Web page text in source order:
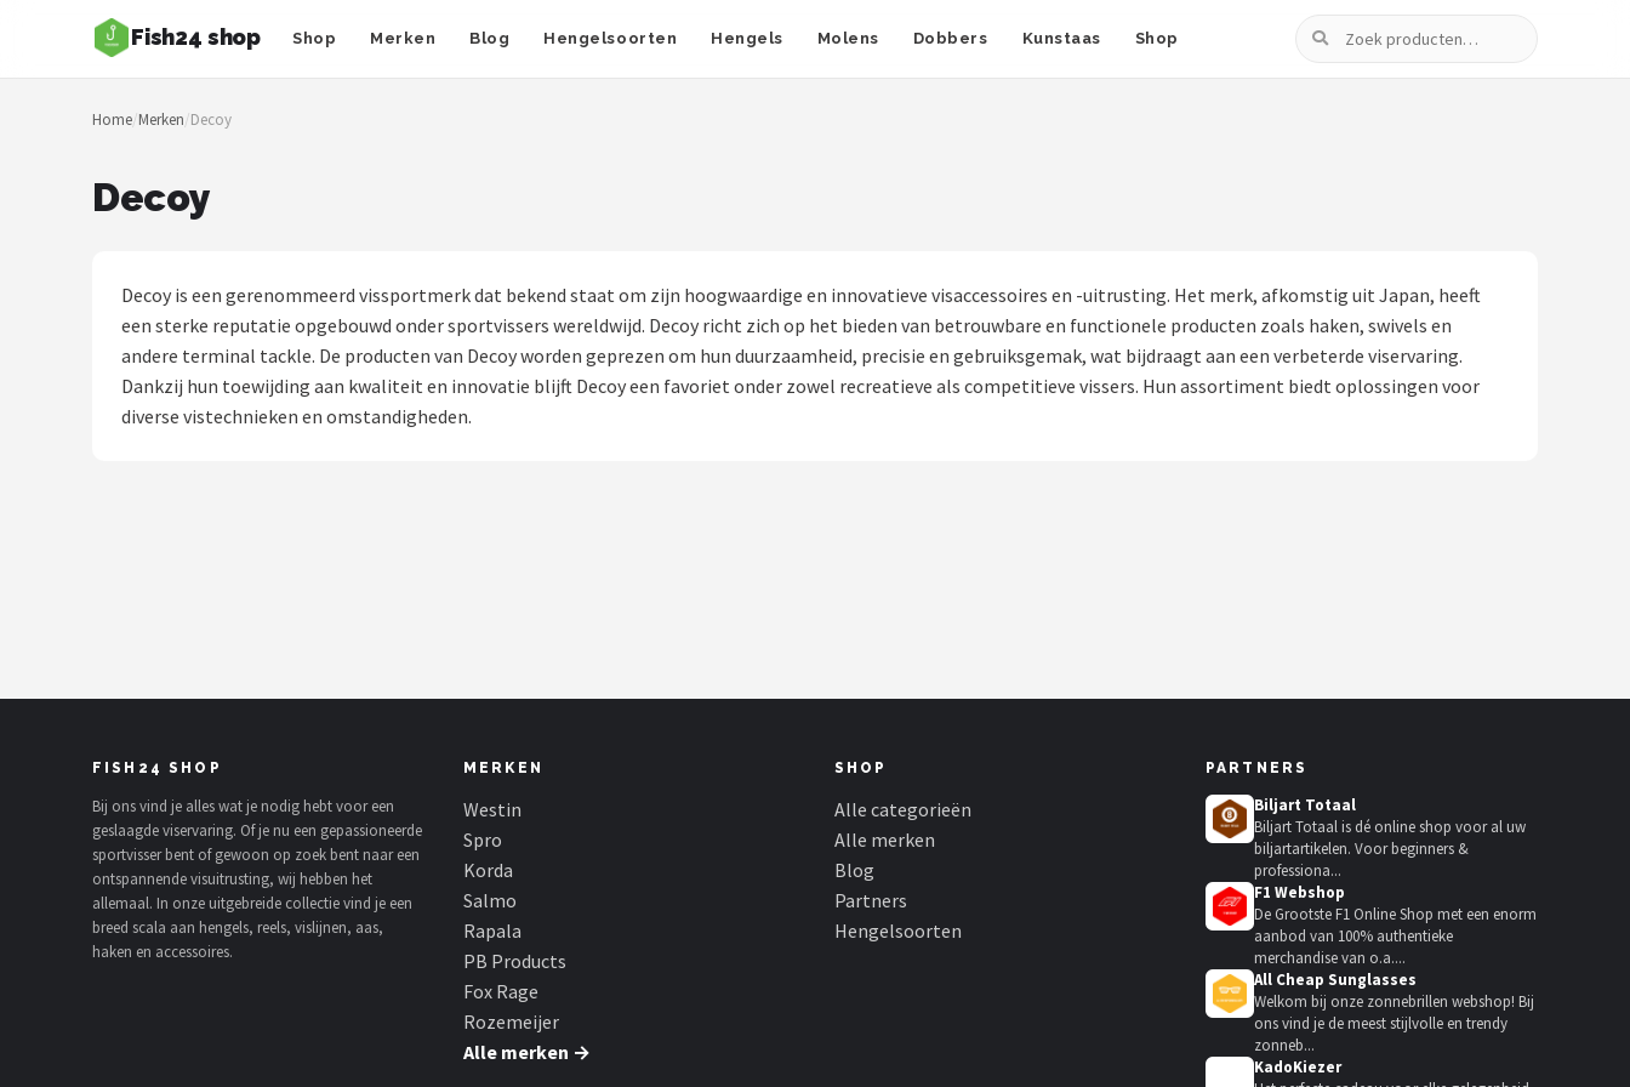
Fish24 shop Shop Merken Blog Hengelsoorten Hengels Molens Dobbers Kunstaas Shop
Zoeken
Zoeken
NAVIGATIE
Hengelsoorten
Hengels
Korda
Salmo
Home/Merken/Decoy
Decoy
Decoy is een gerenommeerd vissportmerk dat bekend staat om zijn hoogwaardige en innovatieve visaccessoires en -uitrusting. Het merk, afkomstig uit Japan, heeft
een sterke reputatie opgebouwd onder sportvissers wereldwijd. Decoy richt zich op het bieden van betrouwbare en functionele producten zoals haken, swivels en
andere terminal tackle. De producten van Decoy worden geprezen om hun duurzaamheid, precisie en gebruiksgemak, wat bijdraagt aan een verbeterde viservaring.
Dankzij hun toewijding aan kwaliteit en innovatie blijft Decoy een favoriet onder zowel recreatieve als competitieve vissers. Hun assortiment biedt oplossingen voor
diverse vistechnieken en omstandigheden.
FISH24 SHOP
Bij ons vind je alles wat je nodig hebt voor een
geslaagde viservaring. Of je nu een gepassioneerde
sportvisser bent of gewoon op zoek bent naar een
ontspannende visuitrusting, wij hebben het
allemaal. In onze uitgebreide collectie vind je een
breed scala aan hengels, reels, vislijnen, aas,
haken en accessoires.
MERKEN
Westin
Spro
Korda
Salmo
Rapala
PB Products
Fox Rage
Rozemeijer
Alle merken →
SHOP
Alle categorieën
Alle merken
Blog
Partners
Hengelsoorten
PARTNERS
Biljart Totaal
Biljart Totaal is dé online shop voor al uw
biljartartikelen. Voor beginners &
professiona...
F1 Webshop
De Grootste F1 Online Shop met een enorm
aanbod van 100% authentieke
merchandise van o.a....
All Cheap Sunglasses
Welkom bij onze zonnebrillen webshop! Bij
ons vind je de meest stijlvolle en trendy
zonneb...
KadoKiezer